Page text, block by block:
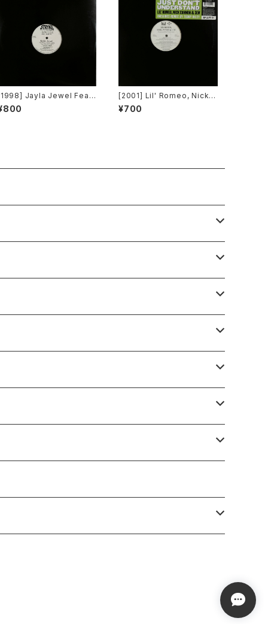
Jayla Jewel Featu
Grand Puba – I Like
U Do To Me (Remi
[2001] Lil' Romeo, Nick C
annon & 3LW – Parents J
ust Don't Understand [Ji
¥700